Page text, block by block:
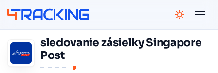
sledovanie zásielky Singapore
Post